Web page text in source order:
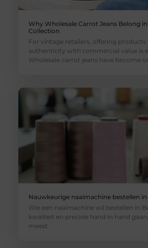
Why Wholesale Carrot Jeans Belong
Collection
For vintage retailers, offering
authenticity with commercial value is
Wholesale carrot jeans have become
Nauwkeurige naaimachine bestellen in
Wie een naaimachine wil bestellen in
kwaliteit en precisie hand in hand
meest